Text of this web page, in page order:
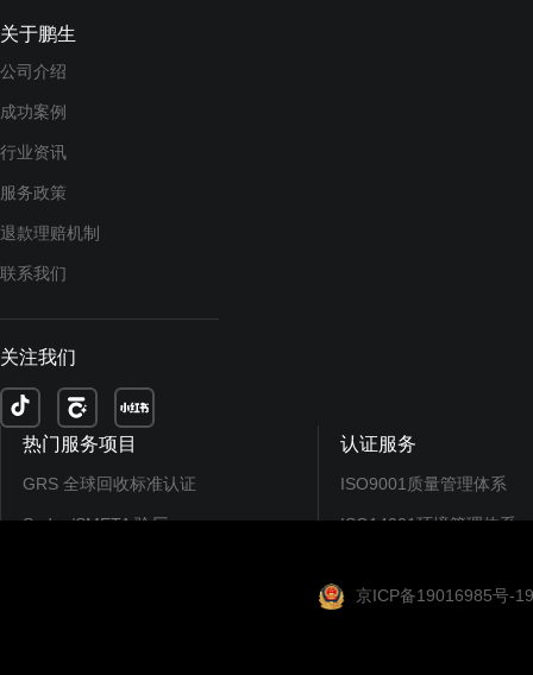
关于鹏生
公司介绍
成功案例
行业资讯
服务政策
退款理赔机制
联系我们
关注我们
热门服务项目
GRS 全球回收标准认证
Sedex/SMETA 验厂
认证服务
ISO9001质量管理体系
ISO14001环境管理体系
SEDEX/SMETA验厂
京ICP备19016985号-19